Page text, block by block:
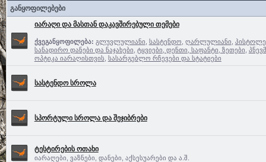
განყოფილებები
იარაღი და მასთან დაკავშირებული თემები
ქვეგანყოფილება: გლუვლულიანი სასტენდო ღარლულიანი
სანადირო დანები და ნაჯახები ტყვიები, დენთი, საფანტი, ზეთები
ოპტიკა იარაღისთვის, სასარგებლო რჩევები და სტატიები
სასტენდო სროლა
სპორტული სროლა და შეჯიბრები
ტესტირების ოთახი
იარაღები, ვაზნები, დანები, აქსესუარები და ა.შ.